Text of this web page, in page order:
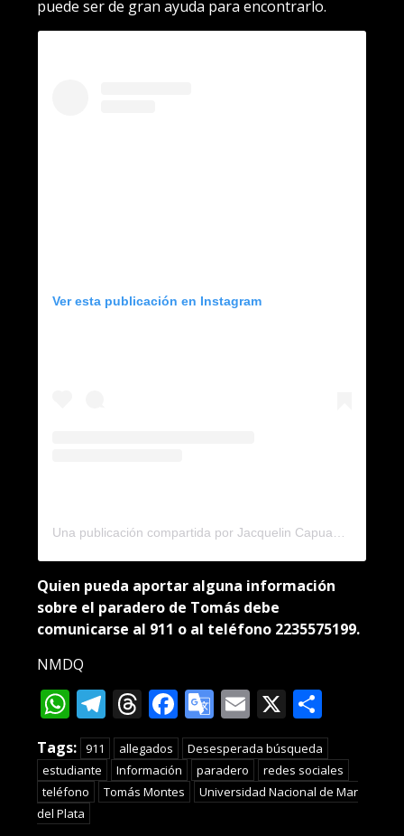
puede ser de gran ayuda para encontrarlo.
Ver esta publicación en Instagram
Quien pueda aportar alguna información
sobre el paradero de Tomás debe
comunicarse al 911 o al teléfono 2235575199.
NMDQ
WhatsApp
Telegram
Threads
Facebook
Google
Translate
Email
X
Tags: 911 allegados
Desesperada búsqueda
estudiante
Información paradero
redes sociales
teléfono
Tomás Montes
Universidad Nacional de Mar
del Plata